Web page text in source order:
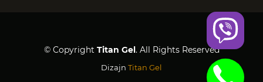
© Copyright Titan Gel. All Rights Reserved
Dizajn Titan Gel